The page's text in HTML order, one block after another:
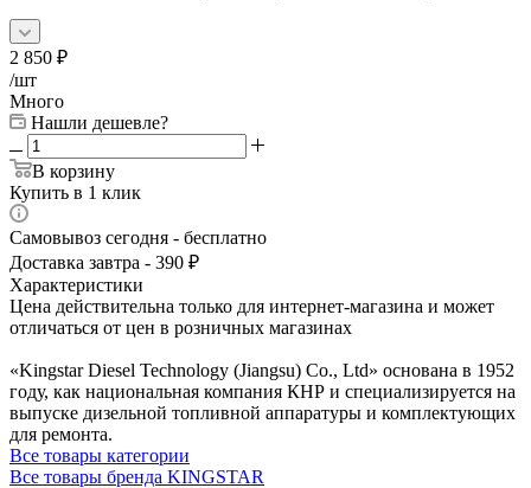
2 850 ₽
/шт
Много
Нашли дешевле?
В корзину
Купить в 1 клик
Самовывоз сегодня - бесплатно
Доставка завтра - 390 ₽
Характеристики
Цена действительна только для интернет-магазина и может
отличаться от цен в розничных магазинах
«Kingstar Diesel Technology (Jiangsu) Co., Ltd» основана в 1952
году, как национальная компания КНР и специализируется на
выпуске дизельной топливной аппаратуры и комплектующих
для ремонта.
Все товары категории
Все товары бренда KINGSTAR